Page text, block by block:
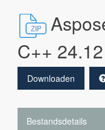
C++
Downloaden
Bestandsdetails